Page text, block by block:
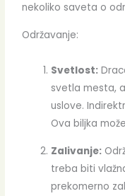
nekoliko saveta o
Održavanje:
Svetlost:
svetla mesta,
uslove.
Ova biljka
Zalivanje:
treba biti
prekomerno